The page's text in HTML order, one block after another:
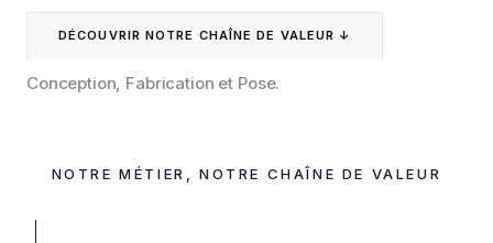
DÉCOUVRIR NOTRE CHAÎNE DE VALEUR ↓
Conception, Fabrication et Pose.
NOTRE MÉTIER, NOTRE CHAÎNE DE VALEUR